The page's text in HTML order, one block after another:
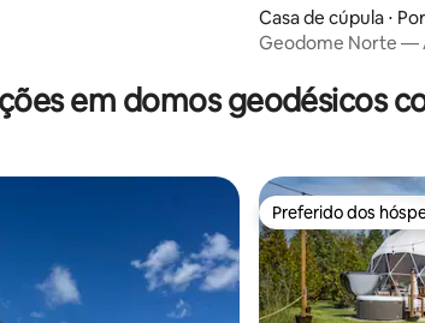
de 5, 148 avaliações
Casa de cúpula ⋅
Geodome Norte —
em domos geodésicos
Preferido dos
Preferido dos